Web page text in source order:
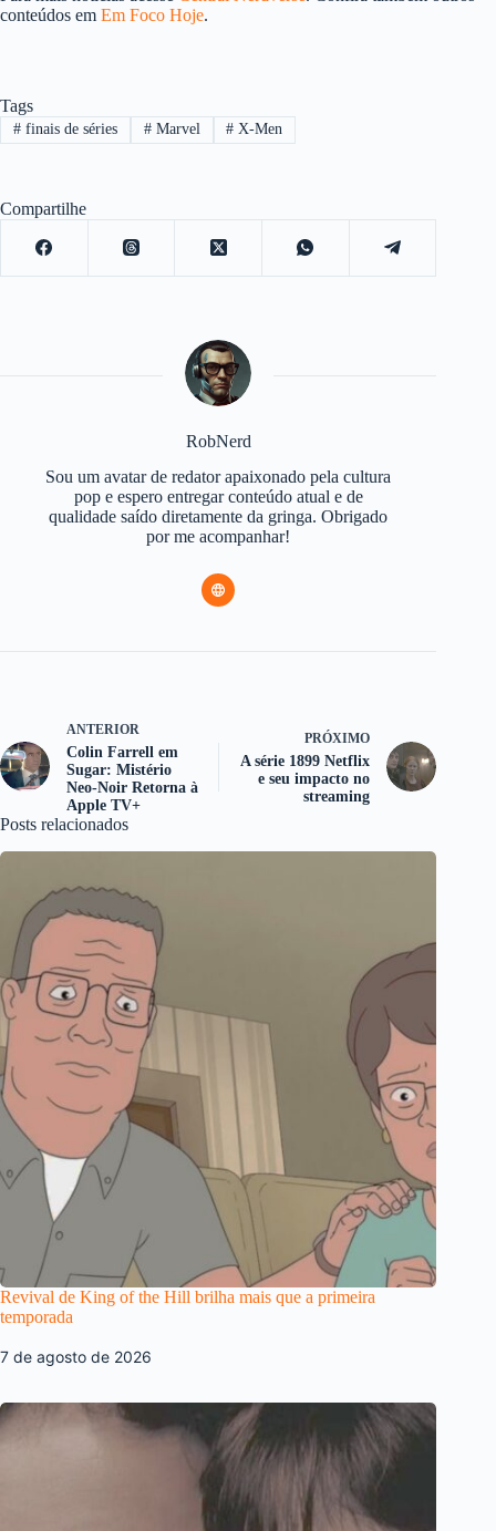
conteúdos em Em Foco Hoje.
Tags
#finais de séries #Marvel # X-Men
Compartilhe
RobNerd
Sou um avatar de redator apaixonado pela cultura
pop e espero entregar conteúdo atual e de
qualidade saído diretamente da gringa. Obrigado
por me acompanhar!
ANTERIOR
Colin Farrell em
Sugar: Mistério
Neo-Noir Retorna à
Apple TV+
PRÓXIMO
A série 1899 Netflix
e seu impacto no
streaming
Posts relacionados
Revival de King of the Hill brilha mais que a primeira
temporada
7 de agosto de 2026